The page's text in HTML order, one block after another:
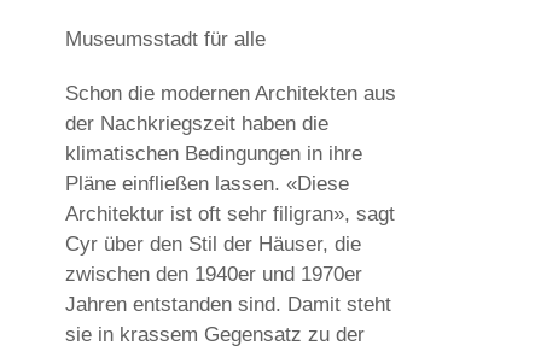
Museumsstadt für alle
Schon die modernen Architekten aus
der Nachkriegszeit haben die
klimatischen Bedingungen in ihre
Pläne einfließen lassen. «Diese
Architektur ist oft sehr filigran», sagt
Cyr über den Stil der Häuser, die
zwischen den 1940er und 1970er
Jahren entstanden sind. Damit steht
sie in krassem Gegensatz zu der